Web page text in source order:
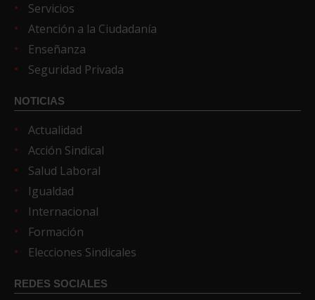
Servicios
Atención a la Ciudadanía
Enseñanza
Seguridad Privada
NOTICIAS
Actualidad
Acción Sindical
Salud Laboral
Igualdad
Internacional
Formación
Elecciones Sindicales
REDES SOCIALES